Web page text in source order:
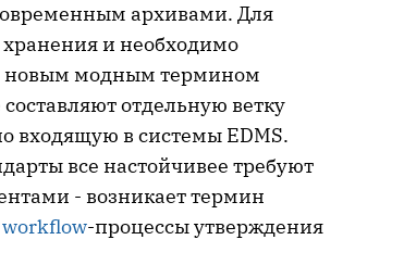
архивами. Для
и необходимо
новым модным термином
отдельную ветку
входящую в системы EDMS.
все настойчивее требуют
- возникает термин
workflow-процессы утверждения